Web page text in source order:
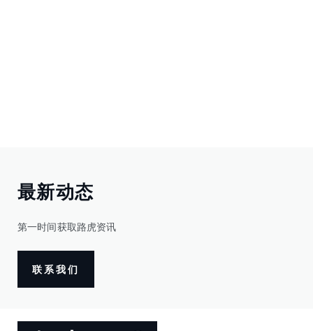
最新动态
第一时间获取路虎资讯
联系我们